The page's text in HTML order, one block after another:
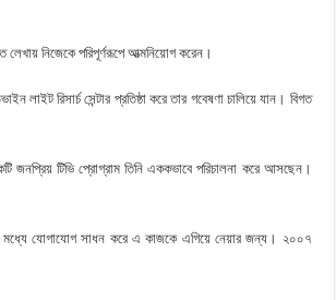
লেখায় নিজেকে পরিপূর্ণরূপে আত্মনিয়ােগ করেন।
লাইট রিসার্চ সেন্টার প্রতিষ্ঠা করে তার গবেষণা চালিয়ে যান। বিগত
জনপ্রিয় টিভি প্রােগ্রাম তিনি এককভাবে পরিচালনা করে আসছেন।
যােগাযােগ সাধন করে এ কাজকে এগিয়ে নেয়ার জন্য। ২০০৭